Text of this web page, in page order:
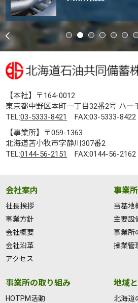
【本社】〒164-0012
東京都中野区本町一丁目32番2号 ハー
TEL:03-5333-8421
FAX:03-5333-8422
【事業所】〒059-1363
北海道苫小牧市字静川307番2
TEL:0144-56-2151 FAX:0144-56-2162
会社案内
社長挨拶
事業方針
会社概要
会社沿革
アクセス
事業
当基地
主要設
事業所
操業管
事業所の取り組み
HOTPM活動
地域
北海道